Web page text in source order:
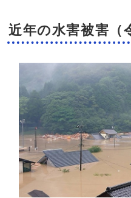
近年の水害被害（